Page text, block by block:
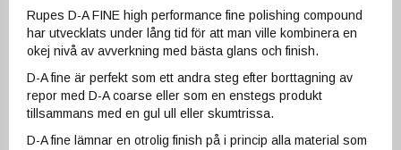
Rupes D-A FINE high performance fine polishing compound
har utvecklats under lång tid för att man ville kombinera en
okej nivå av avverkning med bästa glans och finish.
D-A fine är perfekt som ett andra steg efter borttagning av
repor med D-A coarse eller som en enstegs produkt
tillsammans med en gul ull eller skumtrissa.
D-A fine lämnar en otrolig finish på i princip alla material som